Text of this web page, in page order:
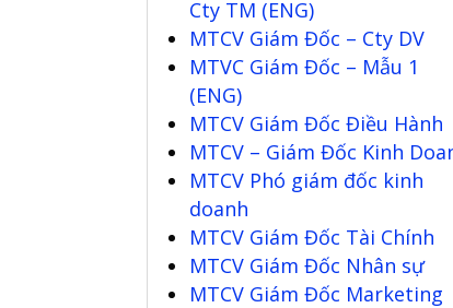
Cty TM (ENG)
MTCV Giám Đốc – Cty DV
MTVC Giám Đốc – Mẫu 1
(ENG)
MTCV Giám Đốc Điều Hành
MTCV – Giám Đốc Kinh
MTCV Phó giám đốc kinh
doanh
MTCV Giám Đốc Tài Chính
MTCV Giám Đốc Nhân sự
MTCV Giám Đốc Marketing